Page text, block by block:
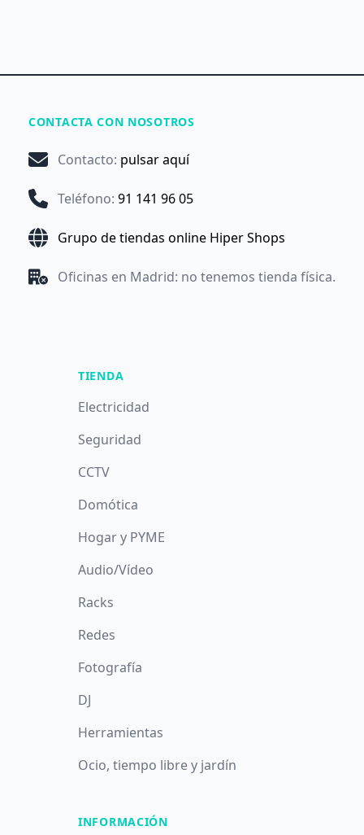
CONTACTA CON NOSOTROS
Contacto: pulsar aquí
Teléfono: 91 141 96 05
Grupo de tiendas online Hiper Shops
Oficinas en Madrid: no tenemos tienda física.
TIENDA
Electricidad
Seguridad
CCTV
Domótica
Hogar y PYME
Audio/Vídeo
Racks
Redes
Fotografía
DJ
Herramientas
Ocio, tiempo libre y jardín
INFORMACIÓN